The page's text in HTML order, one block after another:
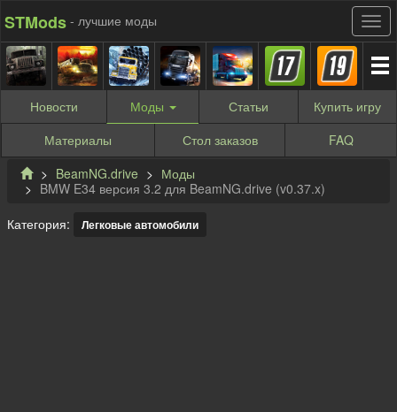
STMods - лучшие моды
Новости Моды Статьи Купить игру
Материалы
Стол заказов
FAQ
BeamNG.drive
Моды
BMW E34 версия 3.2 для BeamNG.drive (v0.37.x)
Категория: Легковые автомобили